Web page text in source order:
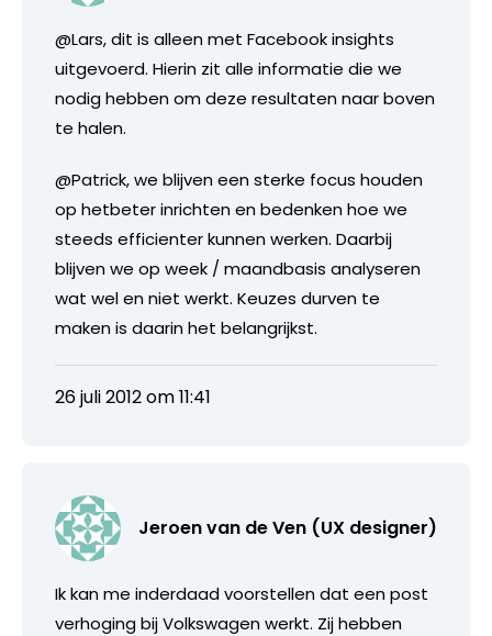
@Lars, dit is alleen met Facebook insights
uitgevoerd. Hierin zit alle informatie die we
nodig hebben om deze resultaten naar boven
te halen.
@Patrick, we blijven een sterke focus houden
op hetbeter inrichten en bedenken hoe we
steeds efficienter kunnen werken. Daarbij
blijven we op week / maandbasis analyseren
wat wel en niet werkt. Keuzes durven te
maken is daarin het belangrijkst.
26 juli 2012 om 11:41
Jeroen van de Ven (UX designer)
Ik kan me inderdaad voorstellen dat een post
verhoging bij Volkswagen werkt. Zij hebben